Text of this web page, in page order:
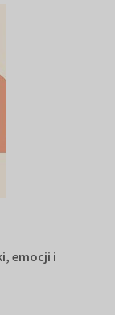
emocji i